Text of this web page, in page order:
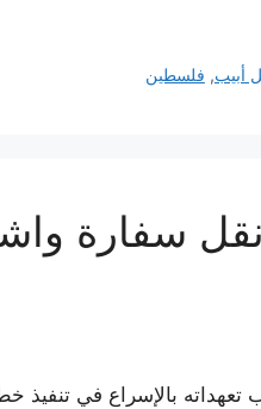
أبيب, فلسطين
نقل سفارة
تعهداته بالإسراع في تنفيذ